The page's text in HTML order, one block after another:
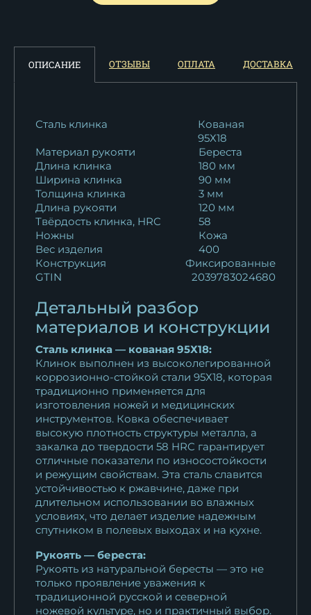
Х12МФ береста
Сербский нож сталь кованая
дамаск...
ОПИСАНИЕ ОТЗЫВЫ ОПЛАТА ДОСТАВКА
Сталь клинка
Кованая
95Х18
Материал рукояти
Береста
Длина клинка
180 мм
Ширина клинка
90 мм
Толщина клинка
3 мм
Длина рукояти
120 мм
Твёрдость клинка, HRC
58
Ножны
Кожа
Вес изделия
400
Конструкция
Фиксированные
GTIN
2039783024680
Детальный разбор
материалов и конструкции
Сталь клинка — кованая 95Х18:
Клинок выполнен из высоколегированной
коррозионно-стойкой стали 95Х18, которая
традиционно применяется для
изготовления ножей и медицинских
инструментов. Ковка обеспечивает
высокую плотность структуры металла, а
закалка до твердости 58 HRC гарантирует
отличные показатели по износостойкости
и режущим свойствам. Эта сталь славится
устойчивостью к ржавчине, даже при
длительном использовании во влажных
условиях, что делает изделие надежным
спутником в полевых выходах и на кухне.
Рукоять — береста:
Рукоять из натуральной бересты — это не
только проявление уважения к
традиционной русской и северной
ножевой культуре, но и практичный выбор.